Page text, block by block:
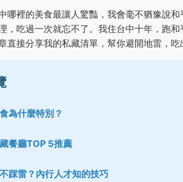
哪裡的美食最讓人驚豔，我會毫不猶豫說
，吃過一次就忘不了。我住台中十年，跑
直接分享我的私藏清單，幫你避開地雷，吃
為什麼特別？
餐廳TOP 5推薦
踩雷？內行人才知的技巧